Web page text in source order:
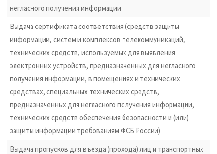
негласного получения информации
Выдача сертификата соответствия (средств защиты
информации, систем и комплексов телекоммуникаций,
технических средств, используемых для выявления
электронных устройств, предназначенных для негласного
получения информации, в помещениях и технических
средствах, специальных технических средств,
предназначенных для негласного получения информации,
технических средств обеспечения безопасности и (или)
защиты информации требованиям ФСБ России)
Выдача пропусков для въезда (прохода) лиц и транспортных